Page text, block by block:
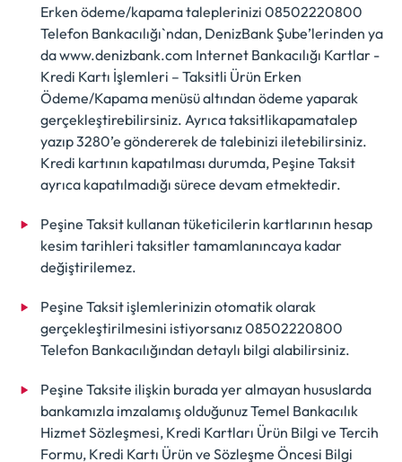
Erken ödeme/kapama taleplerinizi 08502220800
Telefon Bankacılığı`ndan, DenizBank Şube’lerinden ya
da www.denizbank.com Internet Bankacılığı Kartlar -
Kredi Kartı İşlemleri – Taksitli Ürün Erken
Ödeme/Kapama menüsü altından ödeme yaparak
gerçekleştirebilirsiniz. Ayrıca taksitlikapamatalep
yazıp 3280’e göndererek de talebinizi iletebilirsiniz.
Kredi kartının kapatılması durumda, Peşine Taksit
ayrıca kapatılmadığı sürece devam etmektedir.
Peşine Taksit kullanan tüketicilerin kartlarının hesap
kesim tarihleri taksitler tamamlanıncaya kadar
değiştirilemez.
Peşine Taksit işlemlerinizin otomatik olarak
gerçekleştirilmesini istiyorsanız 08502220800
Telefon Bankacılığından detaylı bilgi alabilirsiniz.
Peşine Taksite ilişkin burada yer almayan hususlarda
bankamızla imzalamış olduğunuz Temel Bankacılık
Hizmet Sözleşmesi, Kredi Kartları Ürün Bilgi ve Tercih
Formu, Kredi Kartı Ürün ve Sözleşme Öncesi Bilgi